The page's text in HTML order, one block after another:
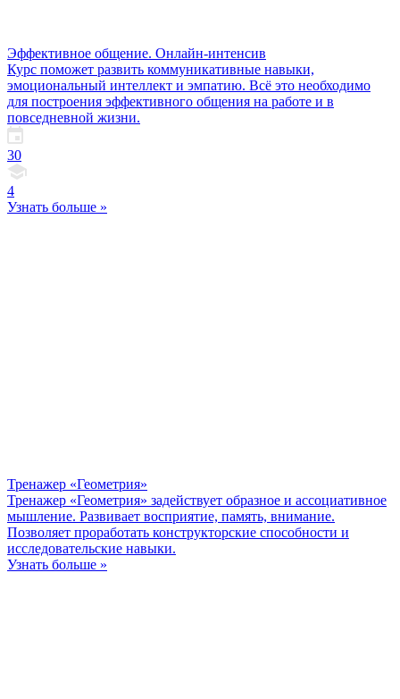
Эффективное общение. Онлайн-интенсив
Курс поможет развить коммуникативные навыки,
эмоциональный интеллект и эмпатию. Всё это необходимо
для построения эффективного общения на работе и в
повседневной жизни.
30
4
Узнать больше »
Тренажер «Геометрия»
Тренажер «Геометрия» задействует образное и ассоциативное
мышление. Развивает восприятие, память, внимание.
Позволяет проработать конструкторские способности и
исследовательские навыки.
Узнать больше »